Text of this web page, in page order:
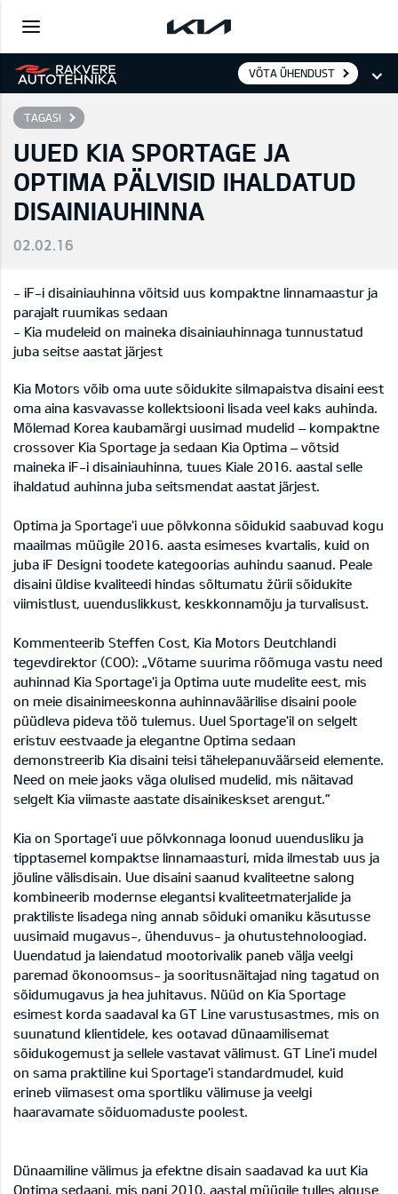
VÕTA ÜHENDUST
TAGASI
UUED KIA SPORTAGE JA
OPTIMA PÄLVISID IHALDATUD
DISAINIAUHINNA
02.02.16
- iF-i disainiauhinna võitsid uus kompaktne linnamaastur ja
parajalt ruumikas sedaan
- Kia mudeleid on maineka disainiauhinnaga tunnustatud
juba seitse aastat järjest
Kia Motors võib oma uute sõidukite silmapaistva disaini eest
oma aina kasvavasse kollektsiooni lisada veel kaks auhinda.
Mõlemad Korea kaubamärgi uusimad mudelid – kompaktne
crossover Kia Sportage ja sedaan Kia Optima – võtsid
maineka iF-i disainiauhinna, tuues Kiale 2016. aastal selle
ihaldatud auhinna juba seitsmendat aastat järjest.
Optima ja Sportage'i uue põlvkonna sõidukid saabuvad kogu
maailmas müügile 2016. aasta esimeses kvartalis, kuid on
juba iF Designi toodete kategoorias auhindu saanud. Peale
disaini üldise kvaliteedi hindas sõltumatu žürii sõidukite
viimistlust, uuenduslikkust, keskkonnamõju ja turvalisust.
Kommenteerib Steffen Cost, Kia Motors Deutchlandi
tegevdirektor (COO): „Võtame suurima rõõmuga vastu need
auhinnad Kia Sportage'i ja Optima uute mudelite eest, mis
on meie disainimeeskonna auhinnaväärilise disaini poole
püüdleva pideva töö tulemus. Uuel Sportage'il on selgelt
eristuv eestvaade ja elegantne Optima sedaan
demonstreerib Kia disaini teisi tähelepanuväärseid elemente.
Need on meie jaoks väga olulised mudelid, mis näitavad
selgelt Kia viimaste aastate disainikeskset arengut.”
Kia on Sportage'i uue põlvkonnaga loonud uuendusliku ja
tipptasemel kompaktse linnamaasturi, mida ilmestab uus ja
jõuline välisdisain. Uue disaini saanud kvaliteetne salong
kombineerib modernse elegantsi kvaliteetmaterjalide ja
praktiliste lisadega ning annab sõiduki omaniku käsutusse
uusimaid mugavus-, ühenduvus- ja ohutustehnoloogiad.
Uuendatud ja laiendatud mootorivalik paneb välja veelgi
paremad ökonoomsus- ja sooritusnäitajad ning tagatud on
sõidumugavus ja hea juhitavus. Nüüd on Kia Sportage
esimest korda saadaval ka GT Line varustusastmes, mis on
suunatund klientidele, kes ootavad dünaamilisemat
sõidukogemust ja sellele vastavat välimust. GT Line'i mudel
on sama praktiline kui Sportage'i standardmudel, kuid
erineb viimasest oma sportliku välimuse ja veelgi
haaravamate sõiduomaduste poolest.
Dünaamiline välimus ja efektne disain saadavad ka uut Kia
Optima sedaani, mis pani 2010. aastal müügile tulles alguse